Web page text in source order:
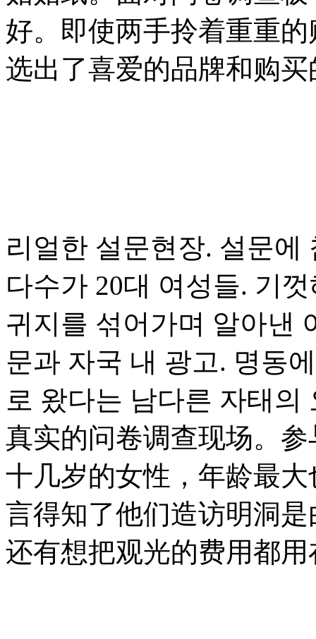
好。即使两手拎着重重
选出了喜爱的品牌和购
리얼한 설문현장. 설문에
다수가 20대 여성들. 기
귀지를 섞어가며 알아낸
문과 자국 내 광고. 명동
로 왔다는 남다른 자태의
真实的问卷调查现场。
十几岁的女性，年龄最
言得知了他们造访明洞
还有想把观光的费用都